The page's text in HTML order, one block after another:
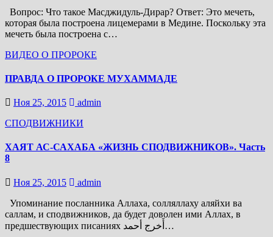
Вопрос: Что такое Масджидуль-Дирар? Ответ: Это мечеть,
которая была построена лицемерами в Медине. Поскольку эта
мечеть была построена с…
ВИДЕО О ПРОРОКЕ
ПРАВДА О ПРОРОКЕ МУХАММАДЕ
Ноя 25, 2015
admin
СПОДВИЖНИКИ
ХАЯТ АС-САХАБА «ЖИЗНЬ СПОДВИЖНИКОВ». Часть
8
Ноя 25, 2015
admin
Упоминание посланника Аллаха, солляллаху аляйхи ва
саллам, и сподвижников, да будет доволен ими Аллах, в
предшествующих писаниях أَخرج أحمد…